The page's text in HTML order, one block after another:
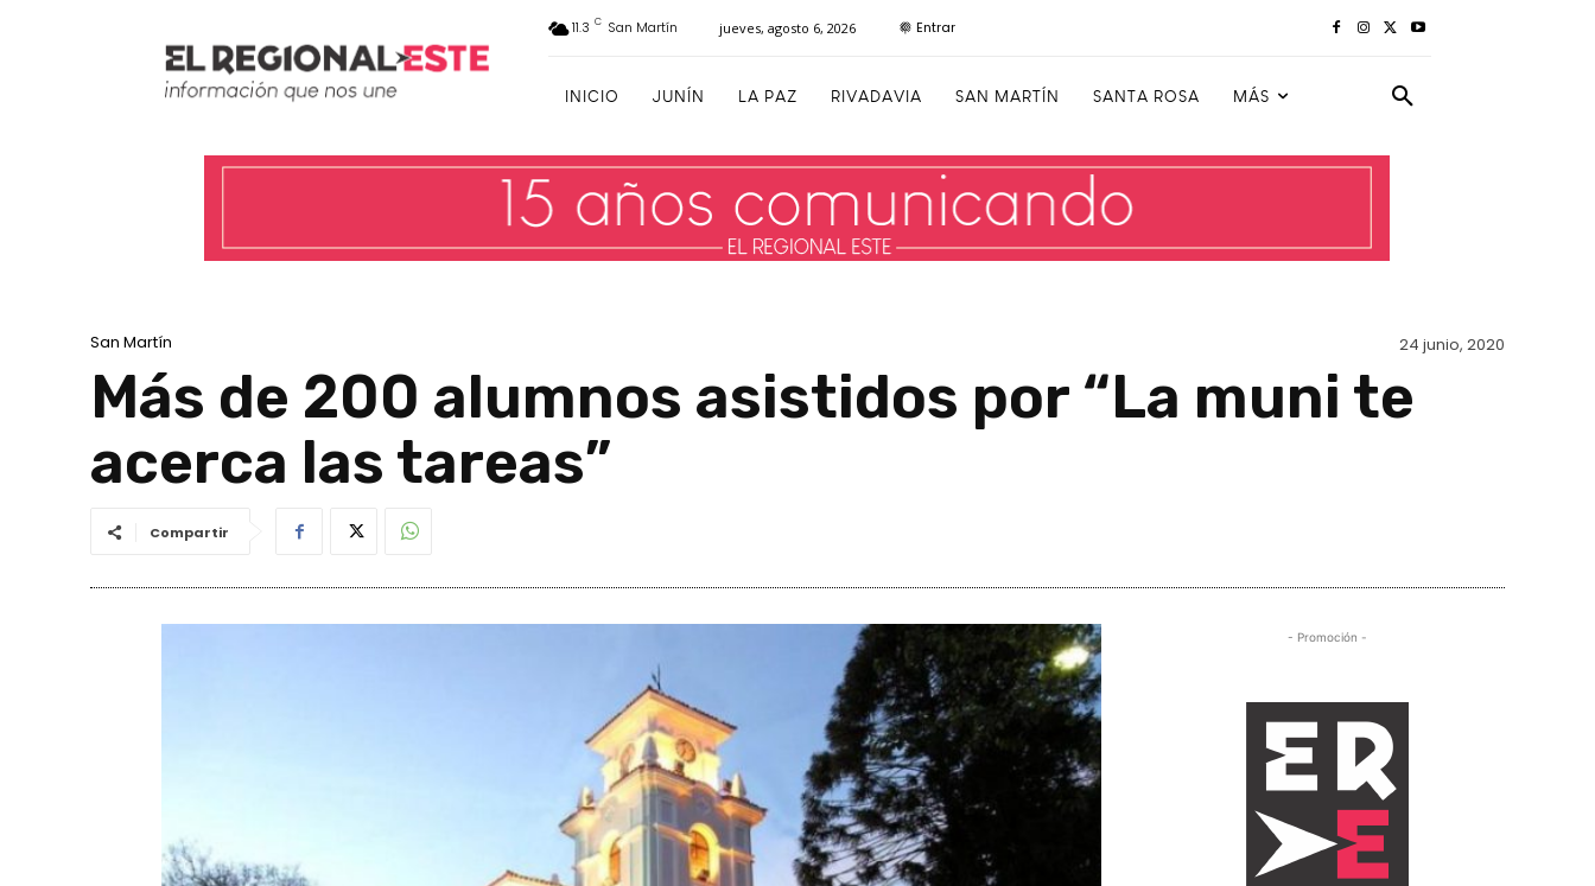
11.3 C San Martín jueves, agosto 6, 2026 Entrar
INICIO JUNÍN LA PAZ RIVADAVIA SAN MARTÍN SANTA ROSA MÁS
San Martín 24 junio, 2020
Más de 200 alumnos asistidos por “La muni te
acerca las tareas”
Compartir
- Promoción -